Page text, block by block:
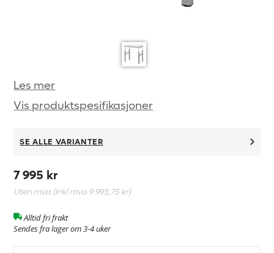
Les mer
Vis produktspesifikasjoner
SE ALLE VARIANTER
7 995 kr
Uten mva (Inkl mva 9 993,75 kr)
Alltid fri frakt
Sendes fra lager om 3-4 uker